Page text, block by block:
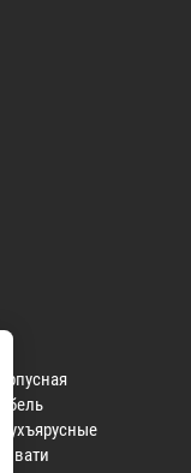
Корпусная
мебель
Двухъярусные
кровати